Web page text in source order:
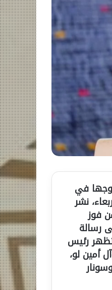
في
نشر
فوز
2025، بالإضافة إلى رسالة
تظهر رئيس
أمين لو،
أجندة التحول الوطني “السنغال 2050″، وسونار